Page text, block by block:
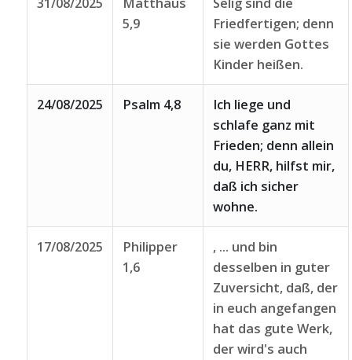
5,9
Friedfertigen; denn
sie werden Gottes
Kinder heißen.
24/08/2025 Psalm 4,8
Ich liege und
schlafe ganz mit
Frieden; denn allein
du, HERR, hilfst mir,
daß ich sicher
wohne.
17/08/2025
Philipper
1,6
, ... und bin
desselben in guter
Zuversicht, daß, der
in euch angefangen
hat das gute Werk,
der wird's auch